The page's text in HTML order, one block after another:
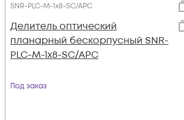
SNR-PLC-M-1x8-SC/APC
Делитель оптический
планарный бескорпусный SNR-
PLC-M-1x8-SC/APC
Под заказ